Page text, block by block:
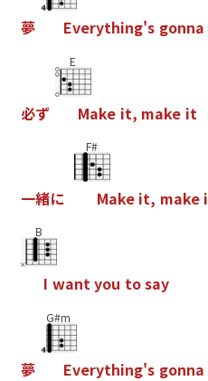
夢 Everything's gonna
必ず
E
Make it, make it
一緒に
F#
Make it, make i
B
I wantyou tosay
夢
G#m
Everything's gonna